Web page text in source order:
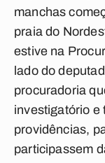
manchas
praia do
estive na
lado do
procuradoria
investigatório e
providências,
participassem